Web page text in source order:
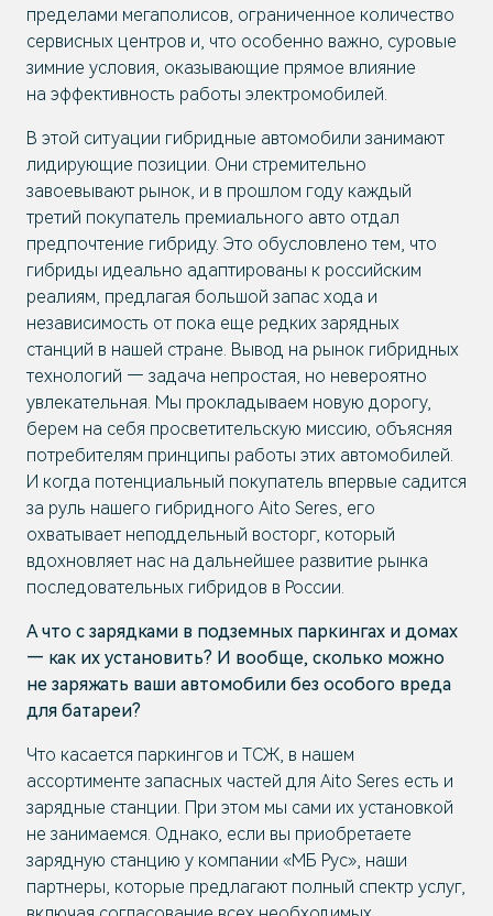
пределами мегаполисов, ограниченное количество
сервисных центров и, что особенно важно, суровые
зимние условия, оказывающие прямое влияние
на эффективность работы электромобилей.
В этой ситуации гибридные автомобили занимают
лидирующие позиции. Они стремительно
завоевывают рынок, и в прошлом году каждый
третий покупатель премиального авто отдал
предпочтение гибриду. Это обусловлено тем, что
гибриды идеально адаптированы к российским
реалиям, предлагая большой запас хода и
независимость от пока еще редких зарядных
станций в нашей стране. Вывод на рынок гибридных
технологий — задача непростая, но невероятно
увлекательная. Мы прокладываем новую дорогу,
берем на себя просветительскую миссию, объясняя
потребителям принципы работы этих автомобилей.
И когда потенциальный покупатель впервые садится
за руль нашего гибридного Aito Seres, его
охватывает неподдельный восторг, который
вдохновляет нас на дальнейшее развитие рынка
последовательных гибридов в России.
А что с зарядками в подземных паркингах и домах
— как их установить? И вообще, сколько можно
не заряжать ваши автомобили без особого вреда
для батареи?
Что касается паркингов и ТСЖ, в нашем
ассортименте запасных частей для Aito Seres есть и
зарядные станции. При этом мы сами их установкой
не занимаемся. Однако, если вы приобретаете
зарядную станцию у компании «МБ Рус», наши
партнеры, которые предлагают полный спектр услуг,